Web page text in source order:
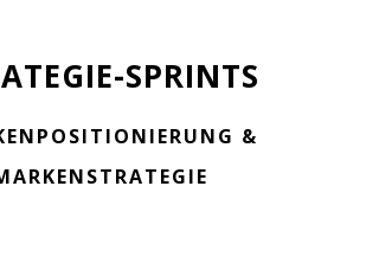
SPRINTS
&